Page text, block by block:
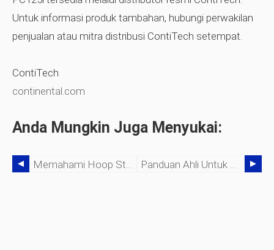
Untuk informasi produk tambahan, hubungi perwakilan
penjualan atau mitra distribusi ContiTech setempat.
ContiTech
continental.com
Anda Mungkin Juga Menyukai:
Memahami Hoop Stress Pada Desain Selang Microbore Panduan Ahli Untuk Mengukur Flensa Hidraulik Dengan Benar